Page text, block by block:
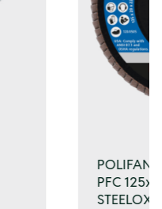
POLIFAN
PFC
STEELOX